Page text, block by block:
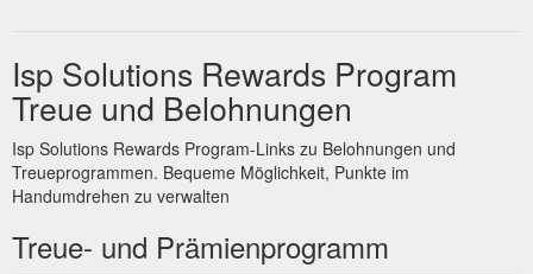
Isp Solutions Rewards Program
Treue und Belohnungen
Isp Solutions Rewards Program-Links zu Belohnungen und
Treueprogrammen. Bequeme Möglichkeit, Punkte im
Handumdrehen zu verwalten
Treue- und Prämienprogramm